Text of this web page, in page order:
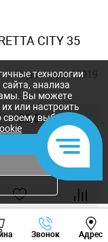
CITY 35
Код товара:12919
28,0
Звонок Адрес
Viber Whatsapp
технологии
анализа
Вы можете
или настроить
выбору.